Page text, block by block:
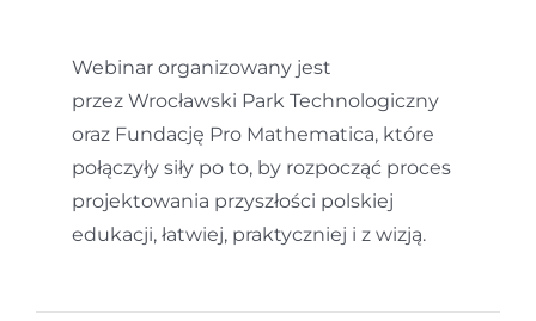
Webinar organizowany jest
przez Wrocławski Park Technologiczny
oraz Fundację Pro Mathematica, które
połączyły siły po to, by rozpocząć proces
projektowania przyszłości polskiej
edukacji, łatwiej, praktyczniej i z wizją.